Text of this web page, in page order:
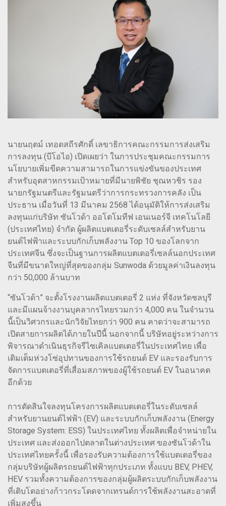
นายนฤตม์ เทอดสถีรศักดิ์ เลขาธิการคณะกรรมการส่งเสริม
การลงทุน (บีโอไอ) เปิดเผยว่า ในการประชุมคณะกรรมการ
นโยบายเพิ่มขีดความสามารถในการแข่งขันของประเทศ
สำหรับอุตสาหกรรมเป้าหมายที่มีนายพิชัย ชุณหวชิร รอง
นายกรัฐมนตรีและรัฐมนตรีว่าการกระทรวงการคลัง เป็น
ประธาน เมื่อวันที่ 13 มีนาคม 2568 ได้อนุมัติให้การส่งเสริม
ลงทุนแก่บริษัท ซันโวด้า ออโตโมทีฟ เอนเนอร์จี เทคโนโลยี
(ประเทศไทย) จำกัด ผู้ผลิตแบตเตอรี่ระดับเซลล์สำหรับยาน
ยนต์ไฟฟ้าและระบบกักเก็บพลังงาน Top 10 ของโลกจาก
ประเทศจีน ซึ่งจะเป็นฐานการผลิตแบตเตอรี่เซลล์นอกประเทศ
จีนที่มีขนาดใหญ่ที่สุดของกลุ่ม Sunwoda ด้วยมูลค่าเงินลงทุน
กว่า 50,000 ล้านบาท
“ซันโวด้า” จะตั้งโรงงานผลิตแบตเตอรี่ 2 แห่ง ที่จังหวัดชลบุรี
และมีแผนจ้างงานบุคลากรไทยรวมกว่า 4,000 คน ในจำนวน
นี้เป็นวิศวกรและนักวิจัยไทยกว่า 900 คน คาดว่าจะสามารถ
เปิดสายการผลิตได้ภายในปีนี้ นอกจากนี้ บริษัทอยู่ระหว่างการ
พิจารณาดำเนินธุรกิจรีไซเคิลแบตเตอรี่ในประเทศไทย เพื่อ
เติมเต็มห่วงโซ่อุปทานของการใช้รถยนต์ EV และรองรับการ
จัดการแบตเตอรี่ที่เสื่อมสภาพของผู้ใช้รถยนต์ EV ในอนาคต
อีกด้วย
การตัดสินใจลงทุนโครงการผลิตแบตเตอรี่ในระดับเซลล์
สำหรับยานยนต์ไฟฟ้า (EV) และระบบกักเก็บพลังงาน (Energy
Storage System: ESS) ในประเทศไทย ทั้งผลิตเพื่อจำหน่ายใน
ประเทศ และส่งออกไปตลาดในต่างประเทศ ของซันโวด้าใน
ประเทศไทยครั้งนี้ เพื่อรองรับความต้องการใช้แบตเตอรี่ของ
กลุ่มบริษัทผู้ผลิตรถยนต์ไฟฟ้าทุกประเภท ทั้งแบบ BEV, PHEV,
HEV รวมทั้งความต้องการของกลุ่มผู้ผลิตระบบกักเก็บพลังงาน
ที่เติบโตอย่างก้าวกระโดดจากเทรนด์การใช้พลังงานสะอาดที่
เพิ่มสูงขึ้น